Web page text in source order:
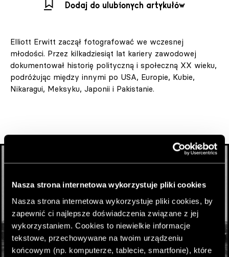
Nasza strona internetowa wykorzystuje pliki cookies
Nasza strona internetowa wykorzystuje pliki cookies, by
zapewnić ci najlepsze doświadczenia związane z jej
wykorzystaniem. Cookies to niewielkie informacje
tekstowe, przechowywane na twoim urządzeniu
końcowym (np. komputerze, tablecie, smartfonie), które
Dodaj do ulubionych artykułów
Elliott Erwitt zaczął fotografować we wczesnej
młodości. Przez kilkadziesiąt lat kariery zawodowej
dokumentował historię polityczną i społeczną XX wieku,
podróżując między innymi po USA, Europie, Kubie,
Nikaragui, Meksyku, Japonii i Pakistanie.